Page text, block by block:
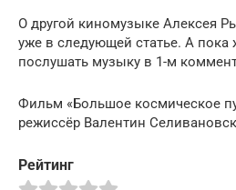
О другой киномузыке Алексея
уже в следующей статье. А
послушать музыку в 1-м
Фильм «Большое космическое
режиссёр Валентин
Рейтинг